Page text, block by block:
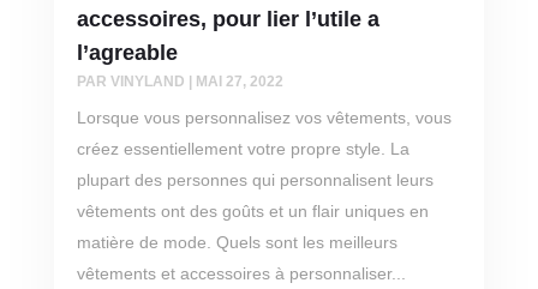
accessoires, pour lier l’utile a
l’agreable
PAR VINYLAND MAI 27, 2022
Lorsque vous personnalisez vos vêtements, vous
créez essentiellement votre propre style. La
plupart des personnes qui personnalisent leurs
vêtements ont des goûts et un flair uniques en
matière de mode. Quels sont les meilleurs
vêtements et accessoires à personnaliser...